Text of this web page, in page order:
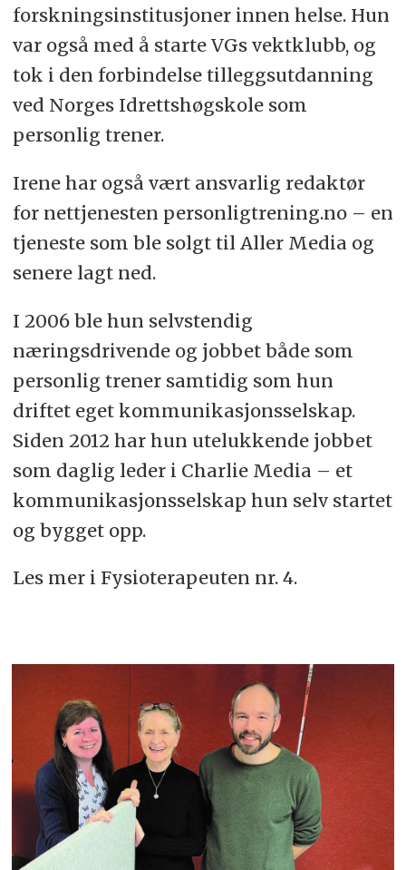
forskningsinstitusjoner innen helse. Hun
var også med å starte VGs vektklubb, og
tok i den forbindelse tilleggsutdanning
ved Norges Idrettshøgskole som
personlig trener.
Irene har også vært ansvarlig redaktør
for nettjenesten personligtrening.no – en
tjeneste som ble solgt til Aller Media og
senere lagt ned.
I 2006 ble hun selvstendig
næringsdrivende og jobbet både som
personlig trener samtidig som hun
driftet eget kommunikasjonsselskap.
Siden 2012 har hun utelukkende jobbet
som daglig leder i Charlie Media – et
kommunikasjonsselskap hun selv startet
og bygget opp.
Les mer i Fysioterapeuten nr. 4.